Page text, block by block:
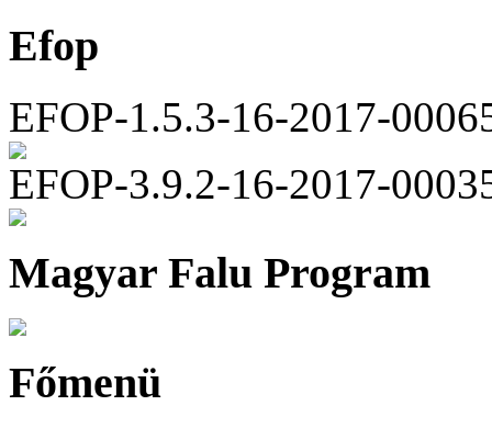
Efop
EFOP-1.5.3-16-2017-
EFOP-3.9.2-16-2017-
Magyar Falu Program
Főmenü